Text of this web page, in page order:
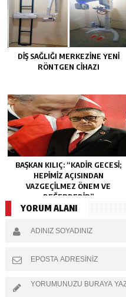
DİŞ SAĞLIĞI MERKEZİNE YENİ
RÖNTGEN CİHAZI
BAŞKAN KILIÇ: “KADİR GECESİ;
HEPİMİZ AÇISINDAN
VAZGEÇİLMEZ ÖNEM VE
DEĞERDEDİR”
YORUM ALANI